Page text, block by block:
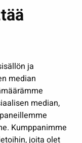
ja
median
median,
Kumppanimme
joita olet